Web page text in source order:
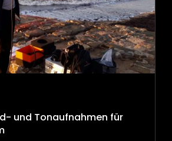
und Tonaufnahmen für